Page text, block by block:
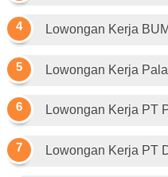
Lowongan Kerja
Lowongan Kerja
Lowongan Kerja PT
Lowongan Kerja PT